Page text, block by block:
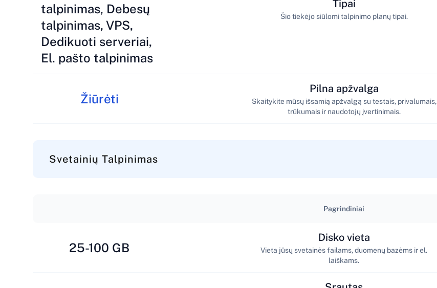
talpinimas, Debesų
talpinimas, VPS,
Dedikuoti serveriai,
El. pašto talpinimas
Tipai
Šio tiekėjo siūlomi talpinimo planų tipai.
Žiūrėti
Pilna apžvalga
Skaitykite mūsų išsamią apžvalgą su testais, privalumais,
trūkumais ir naudotojų įvertinimais.
Svetainių Talpinimas
Pagrindiniai
25-100 GB
Disko vieta
Vieta jūsų svetainės failams, duomenų bazėms ir el.
laiškams.